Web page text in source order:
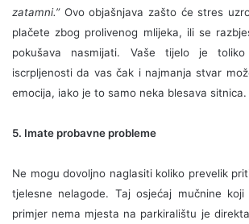
zatamni.”Ovo objašnjava zašto će stres
plačete zbog prolivenog mlijeka, ili se
pokušava nasmijati. Vaše tijelo je
iscrpljenosti da vas čak i najmanja stvar
emocija, iako je to samo neka blesava sitnica.
5. Imate probavne probleme
Ne mogu dovoljno naglasiti koliko prevelik
tjelesne nelagode. Taj osjećaj mučnine
primjer nema mjesta na parkiralištu je